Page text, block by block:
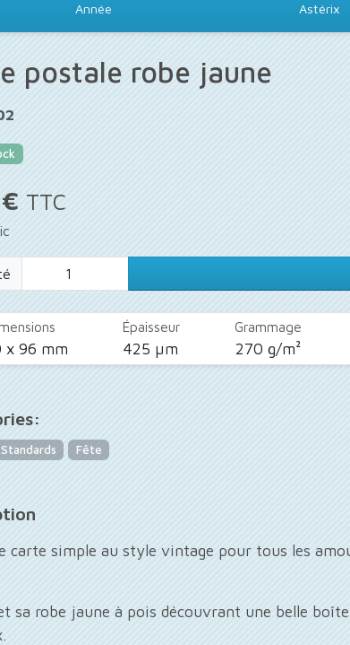
Année
Astérix
postale robe jaune
TTC
x 96 mm
Épaisseur
425 µm
Grammage
270 g/m²
Fête
carte simple au style vintage pour tous les
sa robe jaune à pois découvrant une belle boîte